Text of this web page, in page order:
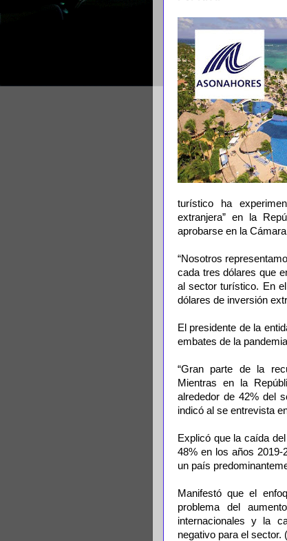
turístico ha
extranjera” en la
aprobarse en la
“Nosotros
cada tres dólares que
al sector turístico. En
dólares de inversión
El presidente de la
embates de la
“Gran parte de la
Mientras en la
alrededor de 42% del
indicó al se entrevista
Explicó que la caída
48% en los años
un país
Manifestó que el
problema del
internacionales y la
negativo para el sector.